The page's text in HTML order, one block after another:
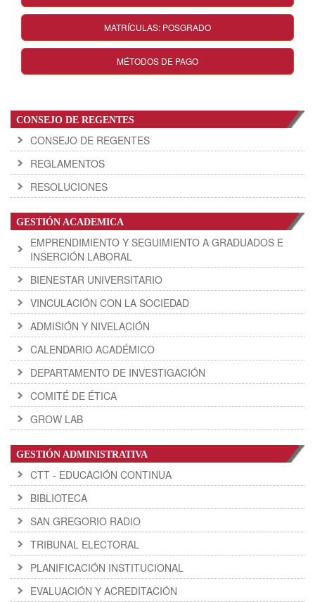
MATRÍCULAS: POSGRADO
MÉTODOS DE PAGO
CONSEJO DE REGENTES
CONSEJO DE REGENTES
REGLAMENTOS
RESOLUCIONES
GESTIÓN ACADEMICA
EMPRENDIMIENTO Y SEGUIMIENTO A GRADUADOS E
INSERCIÓN LABORAL
BIENESTAR UNIVERSITARIO
VINCULACIÓN CON LA SOCIEDAD
ADMISIÓN Y NIVELACIÓN
CALENDARIO ACADÉMICO
DEPARTAMENTO DE INVESTIGACIÓN
COMITÉ DE ÉTICA
GROW LAB
GESTIÓN ADMINISTRATIVA
CTT - EDUCACIÓN CONTINUA
BIBLIOTECA
SAN GREGORIO RADIO
TRIBUNAL ELECTORAL
PLANIFICACIÓN INSTITUCIONAL
EVALUACIÓN Y ACREDITACIÓN